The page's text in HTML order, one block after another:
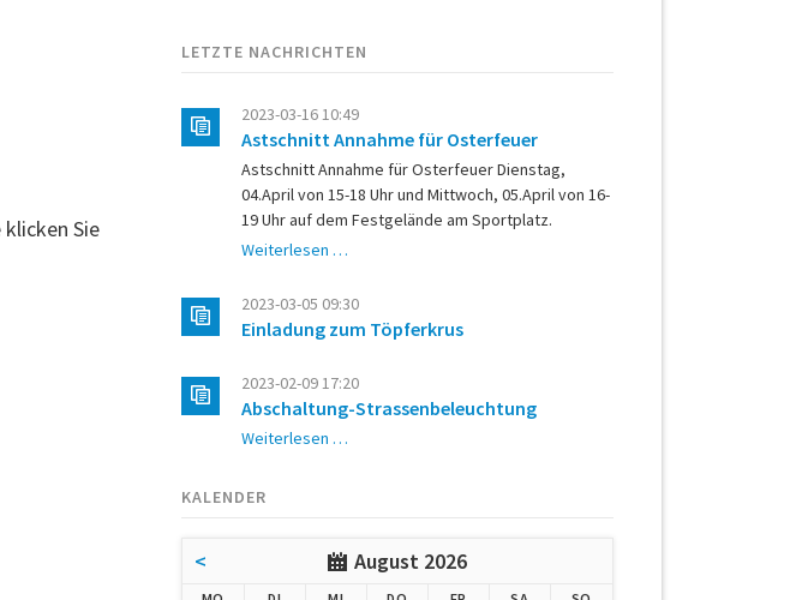
Sie
LETZTE NACHRICHTEN
2023-03-16 10:49
Astschnitt Annahme für Osterfeuer
Astschnitt Annahme für Osterfeuer Dienstag,
04.April von 15-18 Uhr und Mittwoch, 05.April von 16-
19 Uhr auf dem Festgelände am Sportplatz.
Weiterlesen …
für
Osterfeuer
2023-03-05 09:30
Einladung zum Töpferkrus
2023-02-09 17:20
Abschaltung-Strassenbeleuchtung
Weiterlesen …
KALENDER
< August 2026